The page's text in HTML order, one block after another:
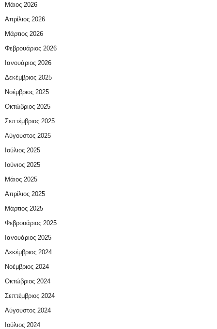
Μάιος 2026
Απρίλιος 2026
Μάρτιος 2026
Φεβρουάριος 2026
Ιανουάριος 2026
Δεκέμβριος 2025
Νοέμβριος 2025
Οκτώβριος 2025
Σεπτέμβριος 2025
Αύγουστος 2025
Ιούλιος 2025
Ιούνιος 2025
Μάιος 2025
Απρίλιος 2025
Μάρτιος 2025
Φεβρουάριος 2025
Ιανουάριος 2025
Δεκέμβριος 2024
Νοέμβριος 2024
Οκτώβριος 2024
Σεπτέμβριος 2024
Αύγουστος 2024
Ιούλιος 2024